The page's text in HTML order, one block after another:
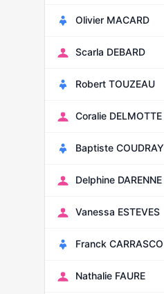
Olivier MACARD
Scarla DEBARD
Robert TOUZEAU
Coralie DELMOTTE
Baptiste COUDRAY
Delphine DARENNE
Vanessa ESTEVES
Franck CARRASCO
Nathalie FAURE